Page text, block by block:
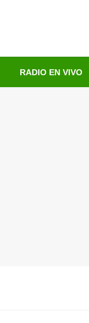
RADIO EN VIVO